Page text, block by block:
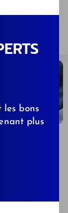
les bons
plus